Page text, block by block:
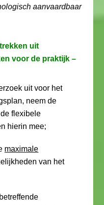
aanvaardbaar
uit
voor de praktijk –
uit voor het
neem de
flexibele
hierin mee;
maximale
van het